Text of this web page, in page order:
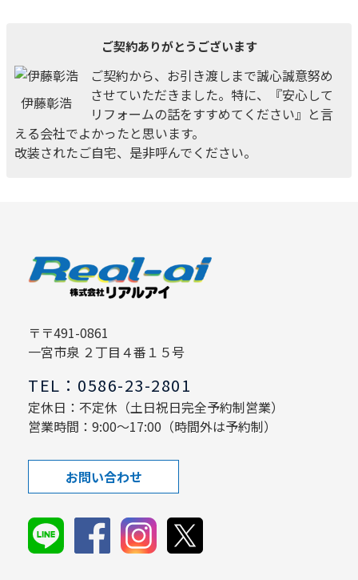
ご契約ありがとうございます
伊藤彰浩
ご契約から、お引き渡しまで誠心誠意努め
させていただきました。特に、『安心して
リフォームの話をすすめてください』と言
える会社でよかったと思います。
改装されたご自宅、是非呼んでください。
〒〒491-0861
一宮市泉 ２丁目４番１５号
TEL：0586-23-2801
定休日：不定休（土日祝日完全予約制営業）
営業時間：9:00～17:00（時間外は予約制）
お問い合わせ